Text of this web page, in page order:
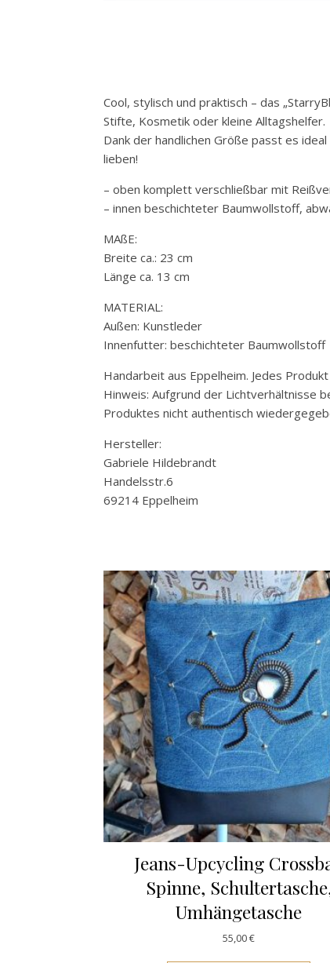
Cool, stylisch und praktisch – das
Stifte, Kosmetik oder kleine Alltagshelfer.
Dank der handlichen Größe passt es
lieben!
– oben komplett verschließbar mit
– innen beschichteter Baumwollstoff,
MAßE:
Breite ca.: 23 cm
Länge ca. 13 cm
MATERIAL:
Außen: Kunstleder
Innenfutter: beschichteter Baumwollstoff
Handarbeit aus Eppelheim. Jedes
Hinweis: Aufgrund der Lichtverhältnisse
Produktes nicht authentisch
Hersteller:
Gabriele Hildebrandt
Handelsstr.6
69214 Eppelheim
Jeans-Upcycling
Spinne,
Umhängetasche
55,00€